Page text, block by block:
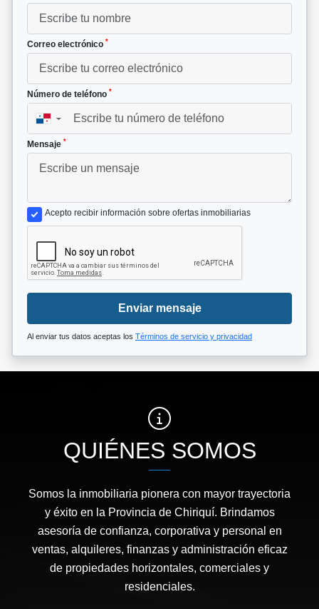
Correo electrónico *
Número de teléfono *
▼
Mensaje *
Acepto recibir información sobre ofertas inmobiliarias
Enviar mensaje
Al enviar tus datos aceptas los Términos de servicio y privacidad
QUIÉNES SOMOS
Somos la inmobiliaria pionera con mayor trayectoria
y éxito en la Provincia de Chiriquí. Brindamos
asesoría de confianza, corporativa y personal en
ventas, alquileres, finanzas y administración eficaz
de propiedades horizontales, comerciales y
residenciales.